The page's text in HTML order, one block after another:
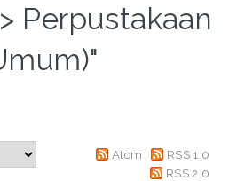
Perpustakaan
Atom
RSS 1.0
RSS 2.0